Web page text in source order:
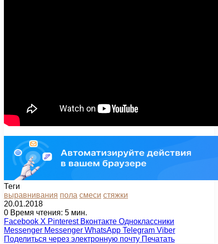
Теги
выравнивания пола смеси стяжки
20.01.2018
0 Время чтения: 5 мин.
Facebook X Pinterest Вконтакте Одноклассники
Messenger Messenger WhatsApp Telegram Viber
Поделиться через электронную почту Печатать